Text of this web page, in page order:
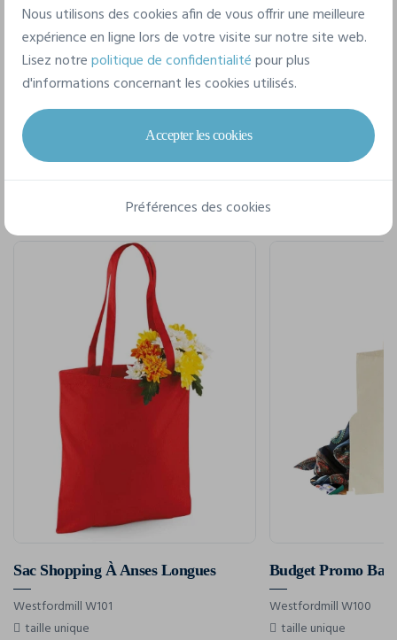
Pour un style complet
Sac Shopping À Anses Longues
Westfordmill W101
taille unique
Budget Promo
Westfordmill W100
taille unique
Nous utilisons des cookies afin de vous offrir une meilleure
expérience en ligne lors de votre visite sur notre site web.
Lisez notrepolitique de confidentialitépour plus
d'informations concernant les cookies utilisés.
Accepter les cookies
Préférences des cookies